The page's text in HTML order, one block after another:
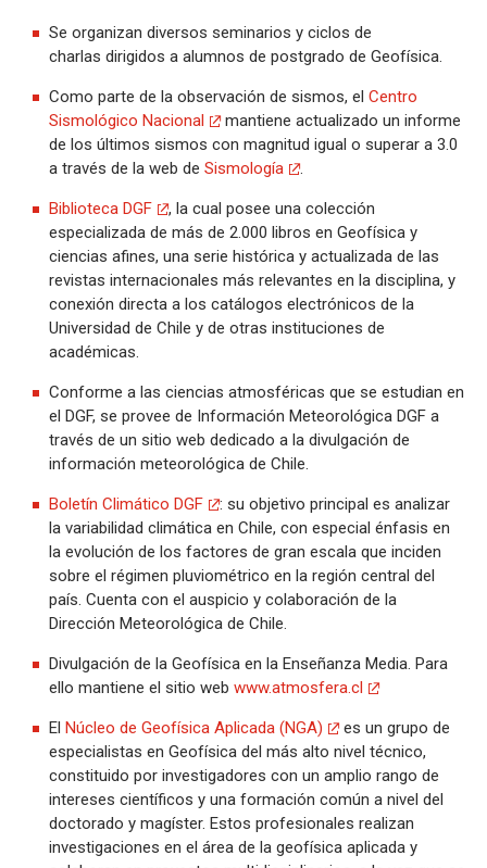
Se organizan diversos seminarios y ciclos de
charlas dirigidos a alumnos de postgrado de Geofísica.
Como parte de la observación de sismos, el Centro
Sismológico Nacional
mantiene actualizado un informe
de los últimos sismos con magnitud igual o superar a 3.0
a través de la web de Sismología .
Biblioteca DGF
, la cual posee una colección
especializada de más de 2.000 libros en Geofísica y
ciencias afines, una serie histórica y actualizada de las
revistas internacionales más relevantes en la disciplina, y
conexión directa a los catálogos electrónicos de la
Universidad de Chile y de otras instituciones de
académicas.
Conforme a las ciencias atmosféricas que se estudian en
el DGF, se provee de Información Meteorológica DGF a
través de un sitio web dedicado a la divulgación de
información meteorológica de Chile.
Boletín Climático DGF
: su objetivo principal es analizar
la variabilidad climática en Chile, con especial énfasis en
la evolución de los factores de gran escala que inciden
sobre el régimen pluviométrico en la región central del
país. Cuenta con el auspicio y colaboración de la
Dirección Meteorológica de Chile.
Divulgación de la Geofísica en la Enseñanza Media. Para
ello mantiene el sitio web www.atmosfera.cl
El Núcleo de Geofísica Aplicada (NGA)
es un grupo de
especialistas en Geofísica del más alto nivel técnico,
constituido por investigadores con un amplio rango de
intereses científicos y una formación común a nivel del
doctorado y magíster. Estos profesionales realizan
investigaciones en el área de la geofísica aplicada y